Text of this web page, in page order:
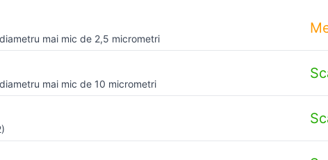
mai mic de 2,5 micrometri
mai mic de 10 micrometri